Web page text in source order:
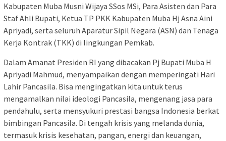
Kabupaten Muba Musni Wijaya SSos MSi, Para Asisten dan Para
Staf Ahli Bupati, Ketua TP PKK Kabupaten Muba Hj Asna Aini
Apriyadi, serta seluruh Aparatur Sipil Negara (ASN) dan Tenaga
Kerja Kontrak (TKK) di lingkungan Pemkab.
Dalam Amanat Presiden RI yang dibacakan Pj Bupati Muba H
Apriyadi Mahmud, menyampaikan dengan memperingati Hari
Lahir Pancasila. Bisa mengingatkan kita untuk terus
mengamalkan nilai ideologi Pancasila, mengenang jasa para
pendahulu, serta mensyukuri prestasi bangsa Indonesia berkat
bimbingan Pancasila. Di tengah krisis yang melanda dunia,
termasuk krisis kesehatan, pangan, energi dan keuangan,